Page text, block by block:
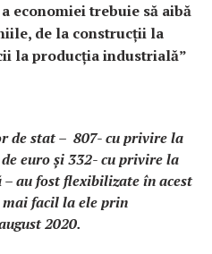
economiei trebuie să aibă
de la construcții la
la producția industrială”
de stat – 807- cu privire la
euro şi 332- cu privire la
au fost flexibilizate în acest
facil la ele prin
2020.